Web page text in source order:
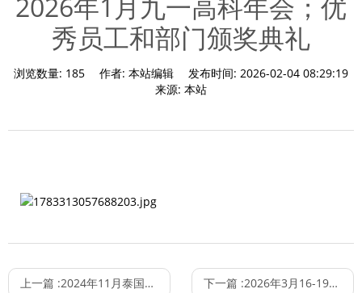
秀员工和部门颁奖典礼
浏览数量: 185 作者: 本站编辑 发布时间: 2026-02-04 08:29:19
来源: 本站
上一篇 :2024年11月泰国Antex纺织展 下一篇 :2026年3月16-19日INLEGMASH 2026俄罗斯纺织与服装行业展